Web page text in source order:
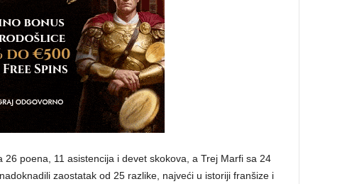
poena, 11 asistencija i devet skokova, a Trej Marfi sa 24
zaostatak od 25 razlike, najveći u istoriji franšize i